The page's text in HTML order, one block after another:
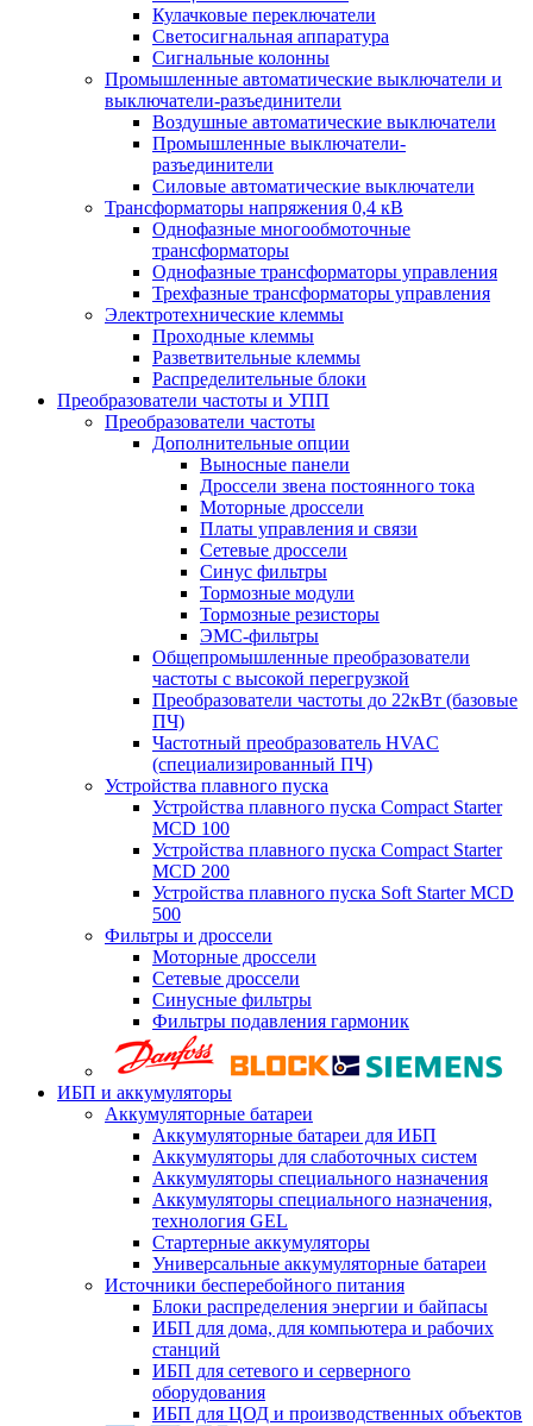
Кулачковые переключатели
Светосигнальная аппаратура
Сигнальные колонны
Промышленные автоматические выключатели и
выключатели-разъединители
Воздушные автоматические выключатели
Промышленные выключатели-
разъединители
Силовые автоматические выключатели
Трансформаторы напряжения 0,4 кВ
Однофазные многообмоточные
трансформаторы
Однофазные трансформаторы управления
Трехфазные трансформаторы управления
Электротехнические клеммы
Проходные клеммы
Разветвительные клеммы
Распределительные блоки
Преобразователи частоты и УПП
Преобразователи частоты
Дополнительные опции
Выносные панели
Дроссели звена постоянного тока
Моторные дроссели
Платы управления и связи
Сетевые дроссели
Синус фильтры
Тормозные модули
Тормозные резисторы
ЭМС-фильтры
Общепромышленные преобразователи
частоты с высокой перегрузкой
Преобразователи частоты до 22кВт (базовые
ПЧ)
Частотный преобразователь HVAC
(специализированный ПЧ)
Устройства плавного пуска
Устройства плавного пуска Compact Starter
MCD 100
Устройства плавного пуска Compact Starter
MCD 200
Устройства плавного пуска Soft Starter MCD
500
Фильтры и дроссели
Моторные дроссели
Сетевые дроссели
Синусные фильтры
Фильтры подавления гармоник
ИБП и аккумуляторы
Аккумуляторные батареи
Аккумуляторные батареи для ИБП
Аккумуляторы для слаботочных систем
Аккумуляторы специального назначения
Аккумуляторы специального назначения,
технология GEL
Стартерные аккумуляторы
Универсальные аккумуляторные батареи
Источники бесперебойного питания
Блоки распределения энергии и байпасы
ИБП для дома, для компьютера и рабочих
станций
ИБП для сетевого и серверного
оборудования
ИБП для ЦОД и производственных объектов